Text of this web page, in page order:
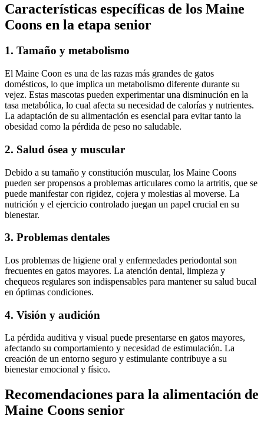
Características específicas de los Maine
Coons en la etapa senior
1. Tamaño y metabolismo
El Maine Coon es una de las razas más grandes de gatos
domésticos, lo que implica un metabolismo diferente durante su
vejez. Estas mascotas pueden experimentar una disminución en la
tasa metabólica, lo cual afecta su necesidad de calorías y nutrientes.
La adaptación de su alimentación es esencial para evitar tanto la
obesidad como la pérdida de peso no saludable.
2. Salud ósea y muscular
Debido a su tamaño y constitución muscular, los Maine Coons
pueden ser propensos a problemas articulares como la artritis, que se
puede manifestar con rigidez, cojera y molestias al moverse. La
nutrición y el ejercicio controlado juegan un papel crucial en su
bienestar.
3. Problemas dentales
Los problemas de higiene oral y enfermedades periodontal son
frecuentes en gatos mayores. La atención dental, limpieza y
chequeos regulares son indispensables para mantener su salud bucal
en óptimas condiciones.
4. Visión y audición
La pérdida auditiva y visual puede presentarse en gatos mayores,
afectando su comportamiento y necesidad de estimulación. La
creación de un entorno seguro y estimulante contribuye a su
bienestar emocional y físico.
Recomendaciones para la alimentación de
Maine Coons senior